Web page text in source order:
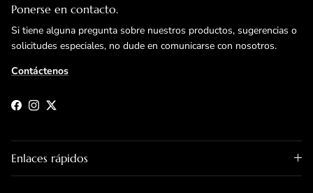
Ponerse en contacto.
Si tiene alguna pregunta sobre nuestros productos, sugerencias o
solicitudes especiales, no dude en comunicarse con nosotros.
Contáctenos
Facebook
Instagram
Twitter
Enlaces rápidos